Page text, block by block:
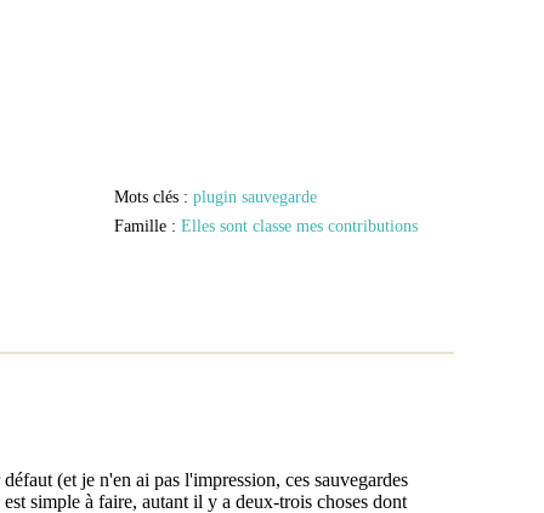
Mots clés : plugin sauvegarde
Famille : Elles sont classe mes contributions
(et je n'en ai pas l'impression, ces sauvegardes
simple à faire, autant il y a deux-trois choses dont